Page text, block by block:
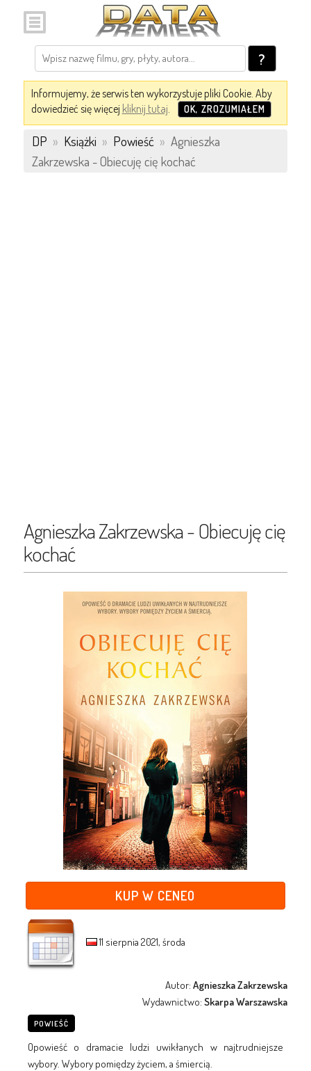
?
Informujemy, że serwis ten wykorzystuje pliki Cookie. Aby
dowiedzieć się więcej kliknij tutaj. OK, ZROZUMIAŁEM
DP » Książki » Powieść » Agnieszka
Zakrzewska - Obiecuję cię kochać
Agnieszka Zakrzewska - Obiecuję cię
kochać
KUP W CENEO
11 sierpnia 2021, środa
Autor:Agnieszka Zakrzewska
Wydawnictwo:Skarpa Warszawska
POWIEŚĆ
Opowieść o dramacie ludzi uwikłanych w najtrudniejsze
wybory. Wybory pomiędzy życiem, a śmiercią.